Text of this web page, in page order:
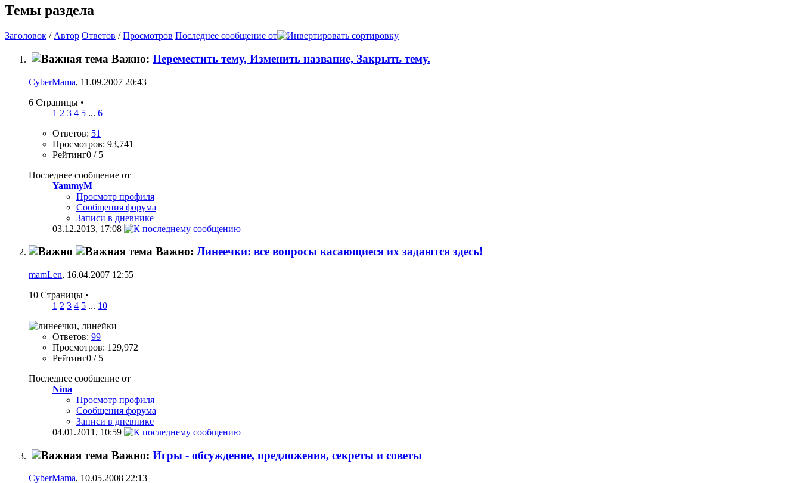
Темы раздела
Заголовок / Автор Ответов /Просмотров Последнее сообщение от
Важно: Переместить тему, Изменить название, Закрыть тему.
CyberMama, 11.09.2007 20:43
6 Страницы •
1 2 3 4 5 ... 6
Ответов: 51
Просмотров: 93,741
Рейтинг0 / 5
Последнее сообщение от
YammyM
Просмотр профиля
Сообщения форума
Записи в дневнике
03.12.2013, 17:08
Важно: Линеечки: все вопросы касающиеся их задаются здесь!
mamLen, 16.04.2007 12:55
10 Страницы •
1 2 3 4 5 ... 10
Ответов: 99
Просмотров: 129,972
Рейтинг0 / 5
Последнее сообщение от
Nina
Просмотр профиля
Сообщения форума
Записи в дневнике
04.01.2011, 10:59
Важно: Игры - обсуждение, предложения, секреты и советы
CyberMama, 10.05.2008 22:13